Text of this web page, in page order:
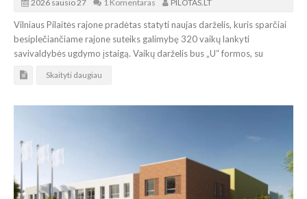
2026 sausio 27 1 Komentaras PILOTAS.LT
Vilniaus Pilaitės rajone pradėtas statyti naujas darželis, kuris sparčiai
besiplečiančiame rajone suteiks galimybę 320 vaikų lankyti
savivaldybės ugdymo įstaigą. Vaikų darželis bus „U“ formos, su
Skaityti daugiau